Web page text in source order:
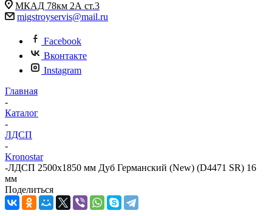
МКАД 78км 2А ст.3
migstroyservis@mail.ru
Facebook
Вконтакте
Instagram
Главная
-
Каталог
-
ЛДСП
-
Kronostar
-ЛДСП 2500х1850 мм Дуб Германский (New) (D4471 SR) 16
мм
Поделиться